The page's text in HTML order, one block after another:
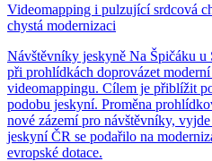
Videomapping i pulzující srdcová
chystá modernizaci
Návštěvníky jeskyně Na Špičáku u
při prohlídkách doprovázet
videomappingu. Cílem je přiblížit
podobu jeskyní. Proměna
nové zázemí pro návštěvníky,
jeskyní ČR se podařilo na
evropské dotace.